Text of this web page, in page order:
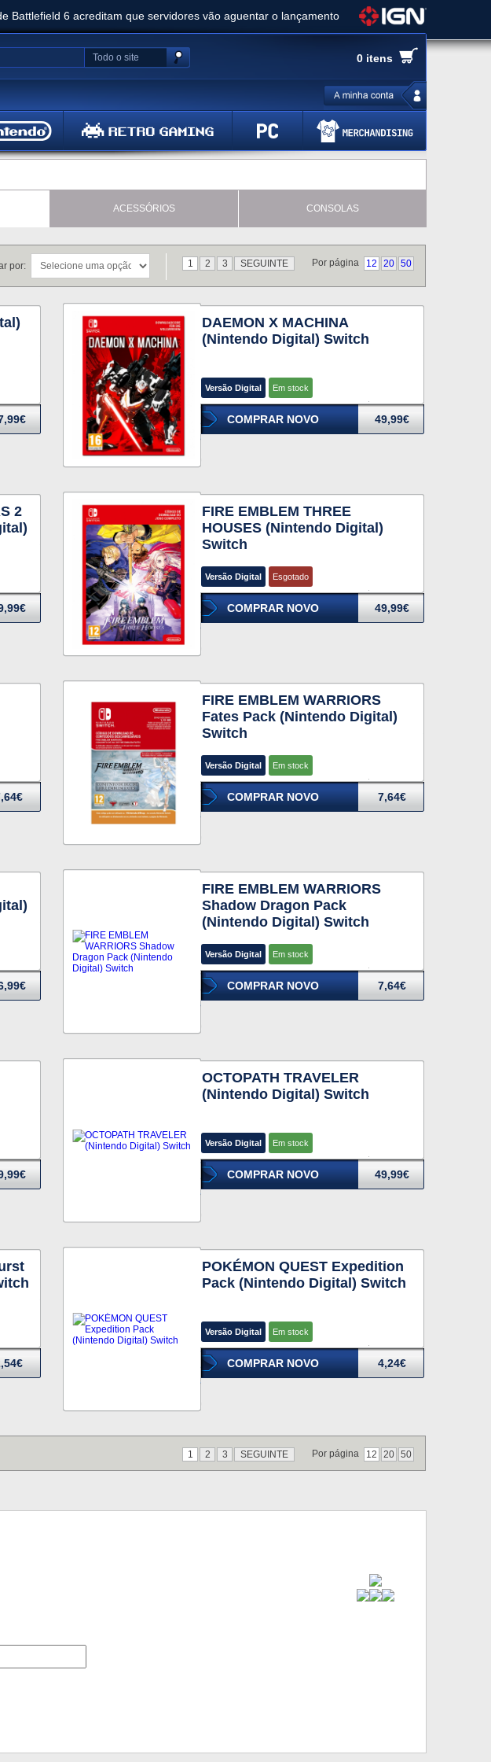
Battlefield 6 acreditam que servidores vão aguentar o lançamento
33 já vendeu 5 milhões de cópias e vai receber novo conteúdo
Ghost of Yotei - Análise
Metal Gear Solid Delta: Snake Eater - Análise
Bethesda anuncia livestream para o Fallout Day
0 itens
Todo o site
ACESSÓRIOS CONSOLAS
Por página 12 20 50
1 2 3 SEGUINTE
por:
DAEMON X MACHINA
(Nintendo Digital) Switch
Versão Digital Em stock
COMPRAR NOVO 49,99€
2
FIRE EMBLEM THREE
HOUSES (Nintendo Digital)
Switch
Versão Digital Esgotado
COMPRAR NOVO 49,99€
FIRE EMBLEM WARRIORS
Fates Pack (Nintendo Digital)
Switch
Versão Digital Em stock
COMPRAR NOVO 7,64€
FIRE EMBLEM WARRIORS
Shadow Dragon Pack
(Nintendo Digital) Switch
Versão Digital Em stock
COMPRAR NOVO 7,64€
OCTOPATH TRAVELER
(Nintendo Digital) Switch
Versão Digital Em stock
COMPRAR NOVO 49,99€
POKÉMON QUEST Expedition
Pack (Nintendo Digital) Switch
Versão Digital Em stock
COMPRAR NOVO 4,24€
1 2 3 SEGUINTE Por página 12 20 50